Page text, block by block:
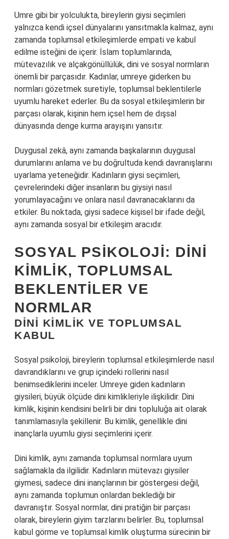
Umre gibi bir yolculukta, bireylerin giysi seçimleri
yalnızca kendi içsel dünyalarını yansıtmakla kalmaz, aynı
zamanda toplumsal etkileşimlerde empati ve kabul
edilme isteğini de içerir. İslam toplumlarında,
mütevazılık ve alçakgönüllülük, dini ve sosyal normların
önemli bir parçasıdır. Kadınlar, umreye giderken bu
normları gözetmek suretiyle, toplumsal beklentilerle
uyumlu hareket ederler. Bu da sosyal etkileşimlerin bir
parçası olarak, kişinin hem içsel hem de dışsal
dünyasında denge kurma arayışını yansıtır.
Duygusal zekâ, aynı zamanda başkalarının duygusal
durumlarını anlama ve bu doğrultuda kendi davranışlarını
uyarlama yeteneğidir. Kadınların giysi seçimleri,
çevrelerindeki diğer insanların bu giysiyi nasıl
yorumlayacağını ve onlara nasıl davranacaklarını da
etkiler. Bu noktada, giysi sadece kişisel bir ifade değil,
aynı zamanda sosyal bir etkileşim aracıdır.
SOSYAL PSIKOLOJI: DINI
KIMLIK, TOPLUMSAL
BEKLENTILER VE
NORMLAR
DINI KIMLIK VE TOPLUMSAL
KABUL
Sosyal psikoloji, bireylerin toplumsal etkileşimlerde nasıl
davrandıklarını ve grup içindeki rollerini nasıl
benimsediklerini inceler. Umreye giden kadınların
giysileri, büyük ölçüde dini kimlikleriyle ilişkilidir. Dini
kimlik, kişinin kendisini belirli bir dini topluluğa ait olarak
tanımlamasıyla şekillenir. Bu kimlik, genellikle dini
inançlarla uyumlu giysi seçimlerini içerir.
Dini kimlik, aynı zamanda toplumsal normlara uyum
sağlamakla da ilgilidir. Kadınların mütevazı giysiler
giymesi, sadece dini inançlarının bir göstergesi değil,
aynı zamanda toplumun onlardan beklediği bir
davranıştır. Sosyal normlar, dini pratiğin bir parçası
olarak, bireylerin giyim tarzlarını belirler. Bu, toplumsal
kabul görme ve toplumsal kimlik oluşturma sürecinin bir